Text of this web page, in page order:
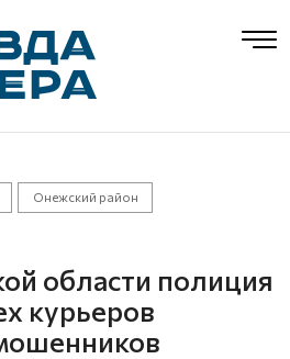
Онежский район
области полиция
курьеров